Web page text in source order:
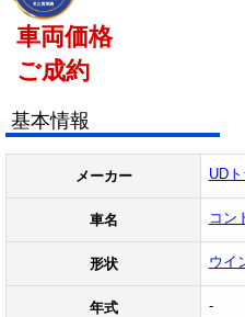
車両価格
ご成約
基本情報
メーカー UD
車名 コン
形状 ウイ
年式 -